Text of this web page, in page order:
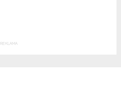
REKLAMA